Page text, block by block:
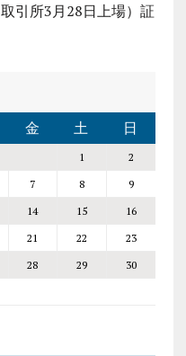
引所3月28日上場）証
金 土 日
1
2
7 8
9
14 15
16
21 22
23
28 29
30